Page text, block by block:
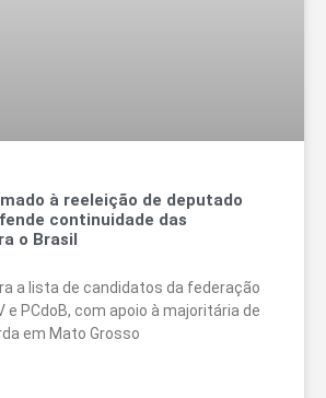
à reeleição de deputado
continuidade das
o Brasil
a lista de candidatos da federação
e PCdoB, com apoio à majoritária de
em Mato Grosso